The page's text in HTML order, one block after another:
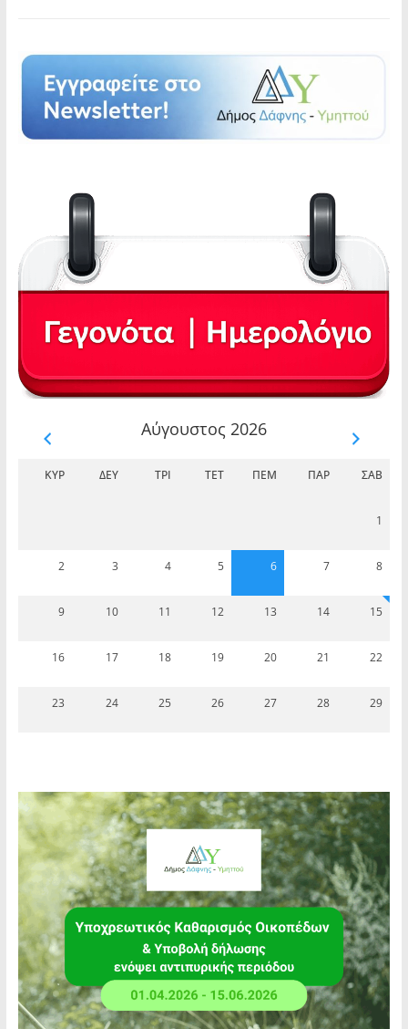
Αύγουστος 2026
ΚΥΡ ΔΕΥ ΤΡΊ ΤΕΤ ΠΈΜ ΠΑΡ ΣΆΒ
1
2 3 4 5 6 7 8
9 10 11 12 13 14 15
16 17 18 19 20 21 22
23 24 25 26 27 28 29